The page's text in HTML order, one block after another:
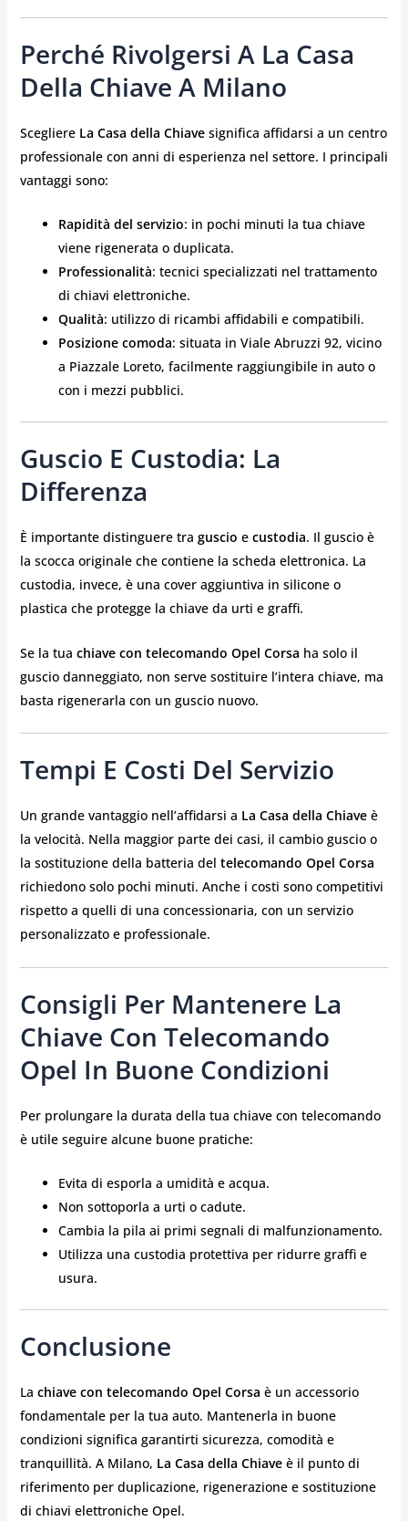
Perché Rivolgersi A La Casa
Della Chiave A Milano
Scegliere La Casa della Chiavesignifica affidarsi a un centro
professionale con anni di esperienza nel settore. I principali
vantaggi sono:
Rapidità del servizio: in pochi minuti la tua chiave
viene rigenerata o duplicata.
Professionalità: tecnici specializzati nel trattamento
di chiavi elettroniche.
Qualità: utilizzo di ricambi affidabili e compatibili.
Posizione comoda: situata in Viale Abruzzi 92, vicino
a Piazzale Loreto, facilmente raggiungibile in auto o
con i mezzi pubblici.
Guscio E Custodia: La
Differenza
È importante distinguere tra guscio e custodia. Il guscio è
la scocca originale che contiene la scheda elettronica. La
custodia, invece, è una cover aggiuntiva in silicone o
plastica che protegge la chiave da urti e graffi.
Se la tua chiave con telecomando Opel Corsa ha solo il
guscio danneggiato, non serve sostituire l’intera chiave, ma
basta rigenerarla con un guscio nuovo.
Tempi E Costi Del Servizio
Un grande vantaggio nell’affidarsi a La Casa della Chiaveè
la velocità. Nella maggior parte dei casi, il cambio guscio o
la sostituzione della batteria del telecomando Opel Corsa
richiedono solo pochi minuti. Anche i costi sono competitivi
rispetto a quelli di una concessionaria, con un servizio
personalizzato e professionale.
Consigli Per Mantenere La
Chiave Con Telecomando
Opel In Buone Condizioni
Per prolungare la durata della tua chiave con telecomando
è utile seguire alcune buone pratiche:
Evita di esporla a umidità e acqua.
Non sottoporla a urti o cadute.
Cambia la pila ai primi segnali di malfunzionamento.
Utilizza una custodia protettiva per ridurre graffi e
usura.
Conclusione
La chiave con telecomando Opel Corsa è un accessorio
fondamentale per la tua auto. Mantenerla in buone
condizioni significa garantirti sicurezza, comodità e
tranquillità. A Milano, La Casa della Chiaveè il punto di
riferimento per duplicazione, rigenerazione e sostituzione
di chiavi elettroniche Opel.